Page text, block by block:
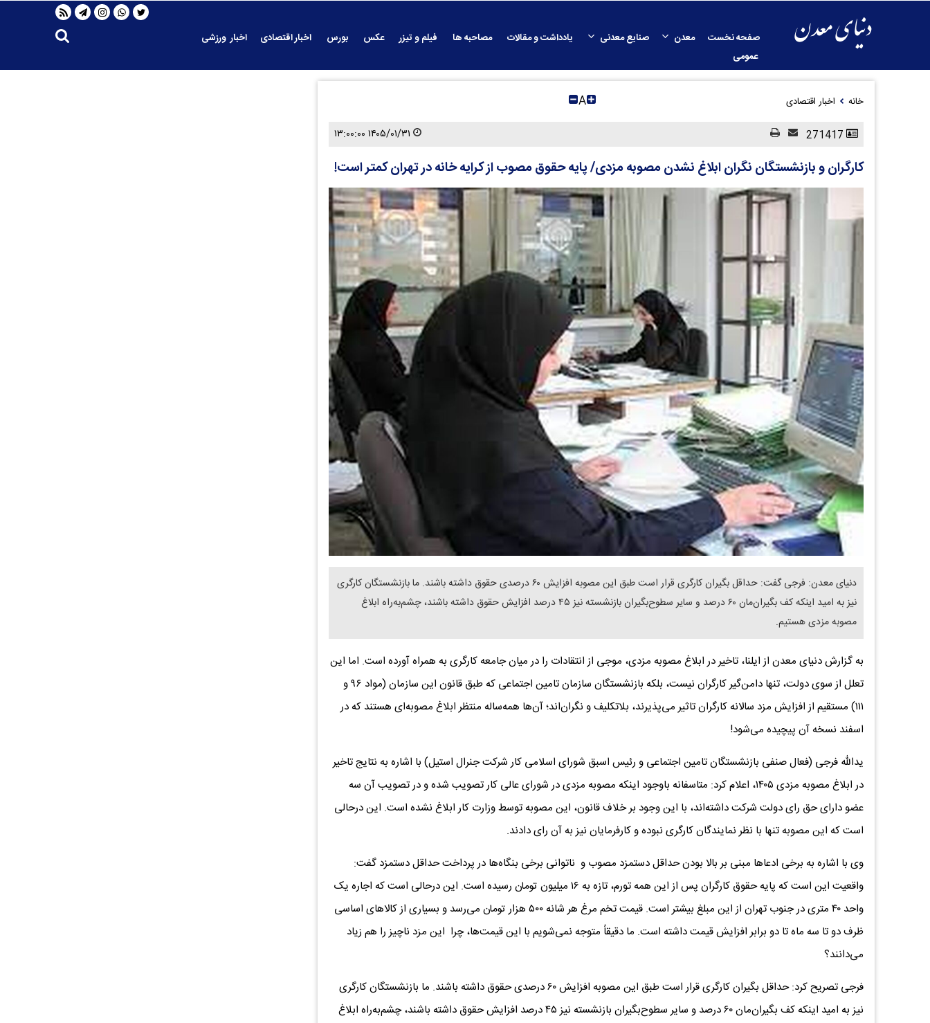
صفحه نخست معدن صنایع معدنی یادداشت و مقالات مصاحبه ها فیلم و تیزر عکس بورس اخبار اقتصادی
اخبار ورزشی
عمومی
خانه اخبار اقتصادی A
۱۴۰۵/۰۱/۳۱ ۱۳:۰۰:۰۰
کارگران و بازنشستگان نگران ابلاغ نشدن مصوبه مزدی/ پایه حقوق مصوب از کرایه خانه در تهران کمتر است!
دنیای معدن: فرجی گفت: حداقل بگیران کارگری قرار است طبق این مصوبه افزایش ۶۰ درصدی حقوق داشته باشند. ما بازنشستگان کارگری
نیز به امید اینکه کف بگیران‌مان ۶۰ درصد و سایر سطوح‌بگیران بازنشسته نیز ۴۵ درصد افزایش حقوق داشته باشند، چشم‌به‌راه ابلاغ
مصوبه مزدی هستیم.
به گزارش دنیای معدن از ایلنا، تاخیر در ابلاغ مصوبه مزدی، موجی از انتقادات را در میان جامعه کارگری به همراه آورده است. اما این
تعلل از سوی دولت، تنها دامن‌گیر کارگران نیست، بلکه بازنشستگان سازمان تامین اجتماعی که طبق قانون این سازمان (مواد ۹۶ و
۱۱۱) مستقیم از افزایش مزد سالانه کارگران تاثیر می‌پذیرند، بلاتکلیف و نگران‌اند؛ آن‌ها همه‌ساله منتظر ابلاغ مصوبه‌ای هستند که در
اسفند نسخه آن پیچیده می‌شود!
یدالله فرجی (فعال صنفی بازنشستگان تامین اجتماعی و رئیس اسبق شورای اسلامی کار شرکت جنرال استیل) با اشاره به نتایج تاخیر
در ابلاغ مصوبه مزدی ۱۴۰۵، اعلام کرد: متاسفانه باوجود اینکه مصوبه مزدی در شورای عالی کار تصویب شده و در تصویب آن سه
عضو دارای حق رای دولت شرکت داشته‌اند، با این وجود بر خلاف قانون، این مصوبه توسط وزارت کار ابلاغ نشده است. این درحالی
است که این مصوبه تنها با نظر نمایندگان کارگری نبوده و کارفرمایان نیز به آن رای دادند.
وی با اشاره به برخی ادعاها مبنی بر بالا بودن حداقل دستمزد مصوب و ناتوانی برخی بنگاه‌ها در پرداخت حداقل دستمزد گفت:
واقعیت این است که پایه حقوق کارگران پس از این همه تورم، تازه به ۱۶ میلیون تومان رسیده است. این درحالی است که اجاره یک
واحد ۴۰ متری در جنوب تهران از این مبلغ بیشتر است. قیمت تخم مرغ هر شانه ۵۰۰ هزار تومان می‌رسد و بسیاری از کالاهای اساسی
ظرف دو تا سه ماه تا دو برابر افزایش قیمت داشته است. ما دقیقاً متوجه نمی‌شویم با این قیمت‌ها، چرا این مزد ناچیز را هم زیاد
می‌دانند؟
فرجی تصریح کرد: حداقل بگیران کارگری قرار است طبق این مصوبه افزایش ۶۰ درصدی حقوق داشته باشند. ما بازنشستگان کارگری
نیز به امید اینکه کف بگیران‌مان ۶۰ درصد و سایر سطوح‌بگیران بازنشسته نیز ۴۵ درصد افزایش حقوق داشته باشند، چشم‌به‌راه ابلاغ